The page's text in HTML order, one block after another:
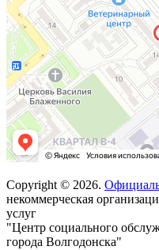
Copyright © 2026.
некоммерческая
услуг
"Центр социального
города Волгодонска"